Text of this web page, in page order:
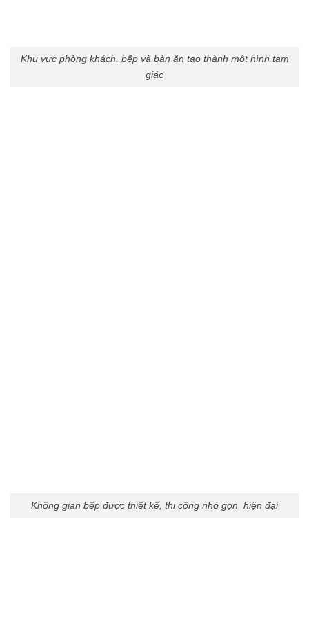
Khu vực phòng khách, bếp và bàn ăn tạo thành một hình tam
giác
Không gian bếp được thiết kế, thi công nhỏ gọn, hiện đại